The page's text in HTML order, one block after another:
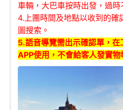
車輛，大巴車按時出發，過時
4.上團時間及地點以收到的確
圖搜索。
5.語音導覽需出示確認單，
APP使用，不會給客人發實物